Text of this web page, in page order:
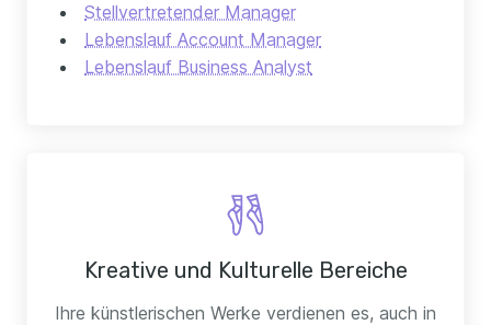
Stellvertretender Manager
Lebenslauf Account Manager
Lebenslauf Business Analyst
Kreative und Kulturelle Bereiche
Ihre künstlerischen Werke verdienen es, auch in